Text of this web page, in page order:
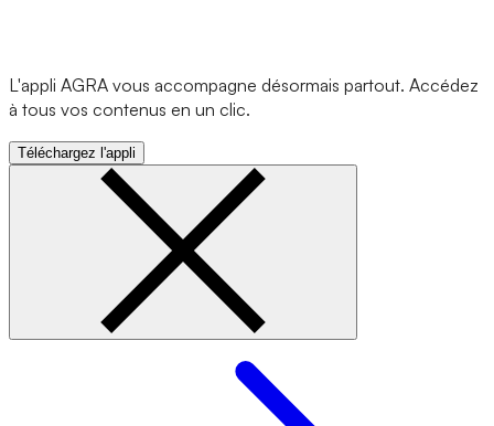
L'appli AGRA vous accompagne désormais partout. Accédez
à tous vos contenus en un clic.
Téléchargez l'appli